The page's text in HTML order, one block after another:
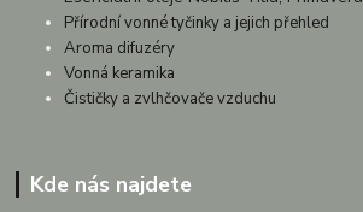
Přírodní vonné tyčinky a jejich přehled
Aroma difuzéry
Vonná keramika
Čističky a zvlhčovače vzduchu
Kde nás najdete